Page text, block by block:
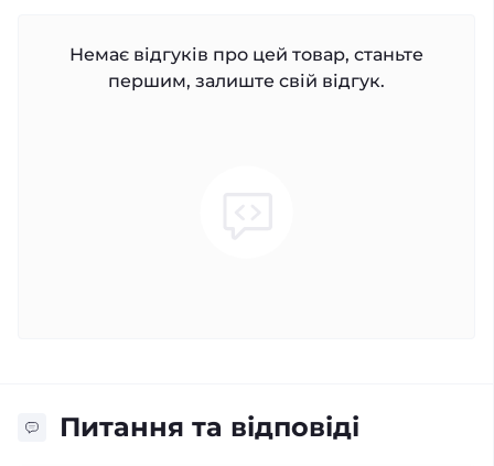
Немає відгуків про цей товар, станьте
першим, залиште свій відгук.
Питання та відповіді